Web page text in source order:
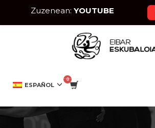
ESPAÑOL
CRONICA 19.03.22
Zuzenean: YOUTUBE